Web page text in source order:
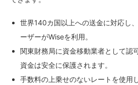
世界140カ国以上への送金に対応し
ーザーがWiseを利用。
関東財務局に資金移動業者として認
資金は安全に保護されます。
手数料の上乗せのないレートを使用